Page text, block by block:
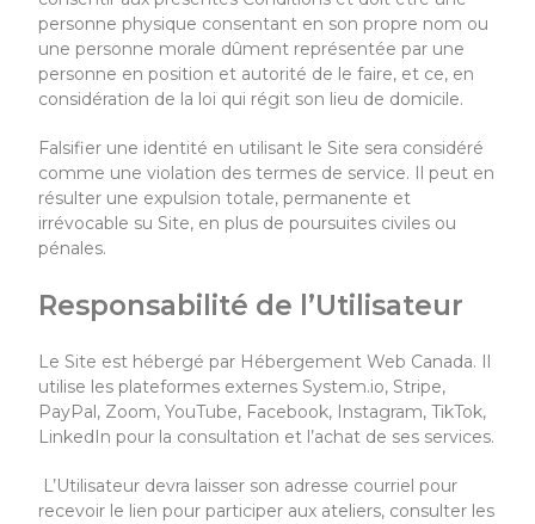
personne physique consentant en son propre nom ou
une personne morale dûment représentée par une
personne en position et autorité de le faire, et ce, en
considération de la loi qui régit son lieu de domicile.
Falsifier une identité en utilisant le Site sera considéré
comme une violation des termes de service. Il peut en
résulter une expulsion totale, permanente et
irrévocable su Site, en plus de poursuites civiles ou
pénales.
Responsabilité de l’Utilisateur
Le Site est hébergé par Hébergement Web Canada. Il
utilise les plateformes externes System.io, Stripe,
PayPal, Zoom, YouTube, Facebook, Instagram, TikTok,
LinkedIn pour la consultation et l’achat de ses services.
L’Utilisateur devra laisser son adresse courriel pour
recevoir le lien pour participer aux ateliers, consulter les